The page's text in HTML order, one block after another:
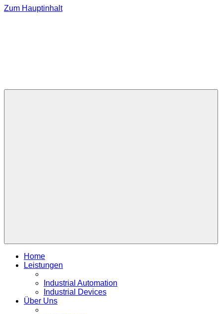
Zum Hauptinhalt
Home
Leistungen
Industrial Automation
Industrial Devices
Über Uns